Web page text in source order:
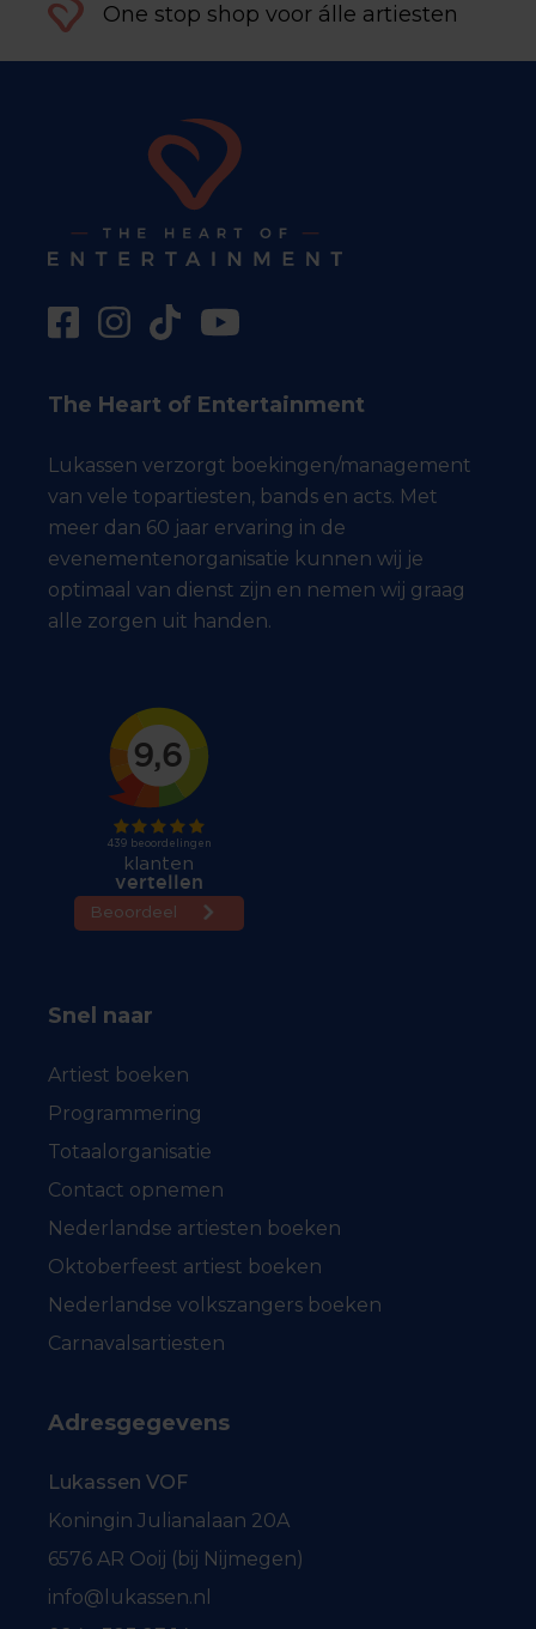
One stop shop voor álle artiesten
The Heart of Entertainment
Lukassen verzorgt boekingen/management
van vele topartiesten, bands en acts. Met
meer dan 60 jaar ervaring in de
evenementenorganisatie kunnen wij je
optimaal van dienst zijn en nemen wij graag
alle zorgen uit handen.
Snel naar
Artiest boeken
Programmering
Totaalorganisatie
Contact opnemen
Nederlandse artiesten boeken
Oktoberfeest artiest boeken
Nederlandse volkszangers boeken
Carnavalsartiesten
Adresgegevens
Lukassen VOF
Koningin Julianalaan 20A
6576 AR Ooij (bij Nijmegen)
info@lukassen.nl